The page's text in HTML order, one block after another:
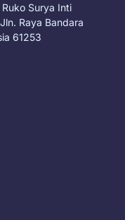
Surya Inti
Raya Bandara
61253